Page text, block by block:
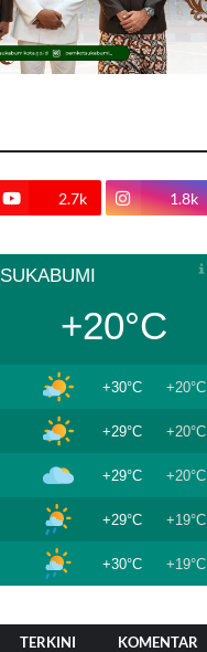
2.7k 1.8k
SUKABUMI
+20°C
+30°C +20°C
+29°C +20°C
+29°C +20°C
+29°C +19°C
+30°C +19°C
TERKINI KOMENTAR